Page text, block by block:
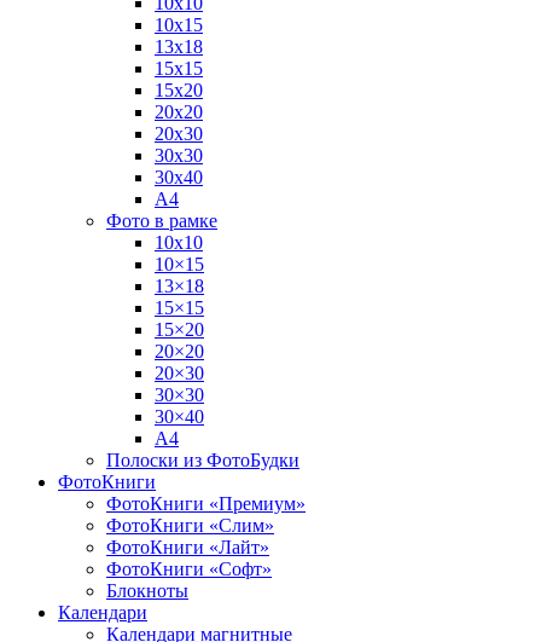
10х15
13х18
15х15
15х20
20х20
20х30
30х30
30х40
А4
Фото в рамке
10х10
10×15
13×18
15×15
15×20
20×20
20×30
30×30
30×40
A4
Полоски из ФотоБудки
ФотоКниги
ФотоКниги «Премиум»
ФотоКниги «Слим»
ФотоКниги «Лайт»
ФотоКниги «Софт»
Блокноты
Календари
Календари магнитные